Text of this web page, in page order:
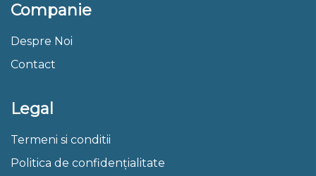
Companie
Despre Noi
Contact
Legal
Termeni si conditii
Politica de confidențialitate